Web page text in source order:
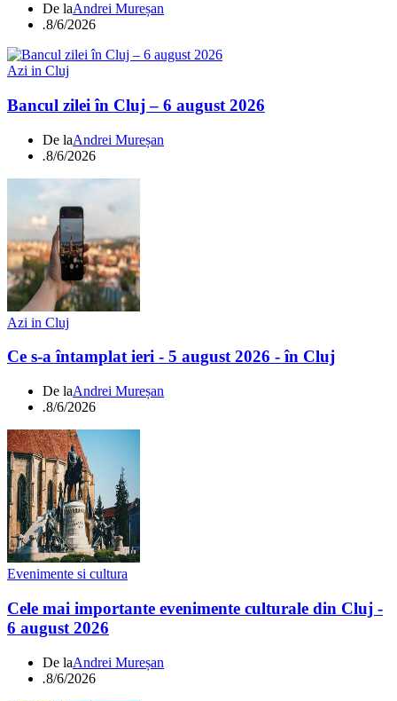
De laAndrei Mureșan
.8/6/2026
Azi in Cluj
Bancul zilei în Cluj – 6 august 2026
De laAndrei Mureșan
.8/6/2026
Azi in Cluj
Ce s-a întamplat ieri - 5 august 2026 - în Cluj
De laAndrei Mureșan
.8/6/2026
Evenimente si cultura
Cele mai importante evenimente culturale din Cluj -
6 august 2026
De laAndrei Mureșan
.8/6/2026